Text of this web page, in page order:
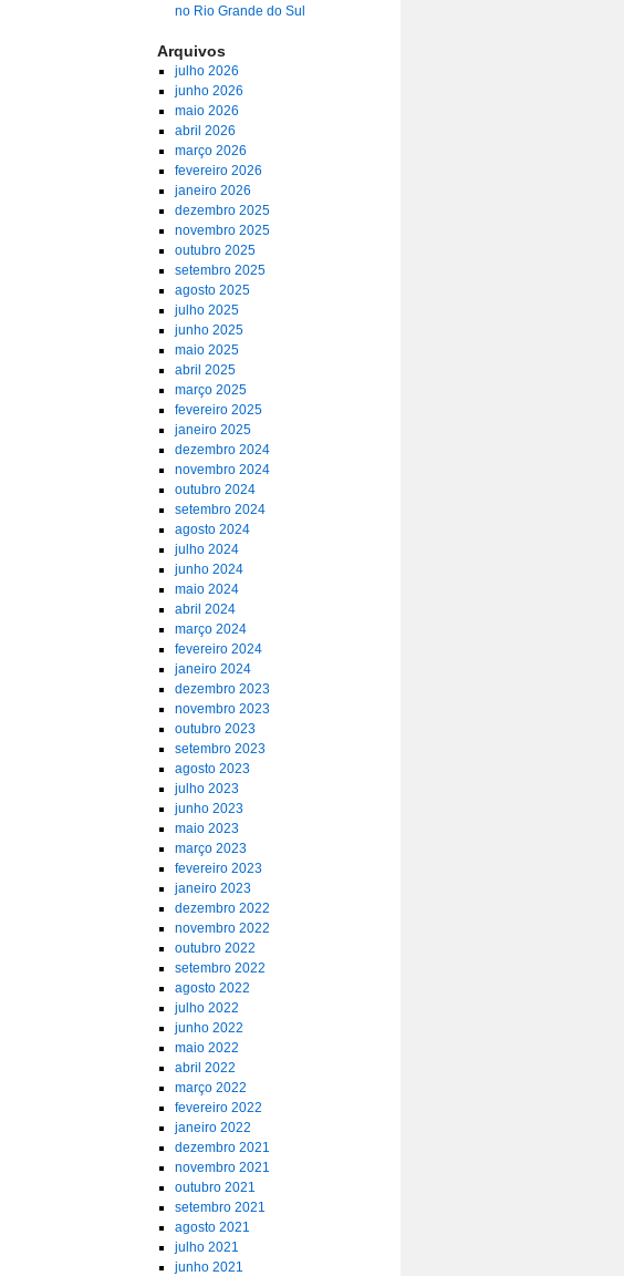
no Rio Grande do Sul
Arquivos
julho 2026
junho 2026
maio 2026
abril 2026
março 2026
fevereiro 2026
janeiro 2026
dezembro 2025
novembro 2025
outubro 2025
setembro 2025
agosto 2025
julho 2025
junho 2025
maio 2025
abril 2025
março 2025
fevereiro 2025
janeiro 2025
dezembro 2024
novembro 2024
outubro 2024
setembro 2024
agosto 2024
julho 2024
junho 2024
maio 2024
abril 2024
março 2024
fevereiro 2024
janeiro 2024
dezembro 2023
novembro 2023
outubro 2023
setembro 2023
agosto 2023
julho 2023
junho 2023
maio 2023
março 2023
fevereiro 2023
janeiro 2023
dezembro 2022
novembro 2022
outubro 2022
setembro 2022
agosto 2022
julho 2022
junho 2022
maio 2022
abril 2022
março 2022
fevereiro 2022
janeiro 2022
dezembro 2021
novembro 2021
outubro 2021
setembro 2021
agosto 2021
julho 2021
junho 2021